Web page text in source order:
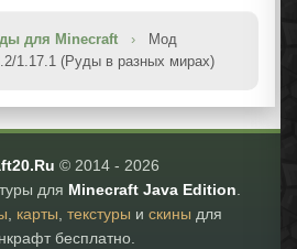
для Minecraft ›
Мод
1.17.1 (Руды в разных мирах)
© 2014 - 2026
для Minecraft Java Edition.
, карты, текстуры и скины для
бесплатно.